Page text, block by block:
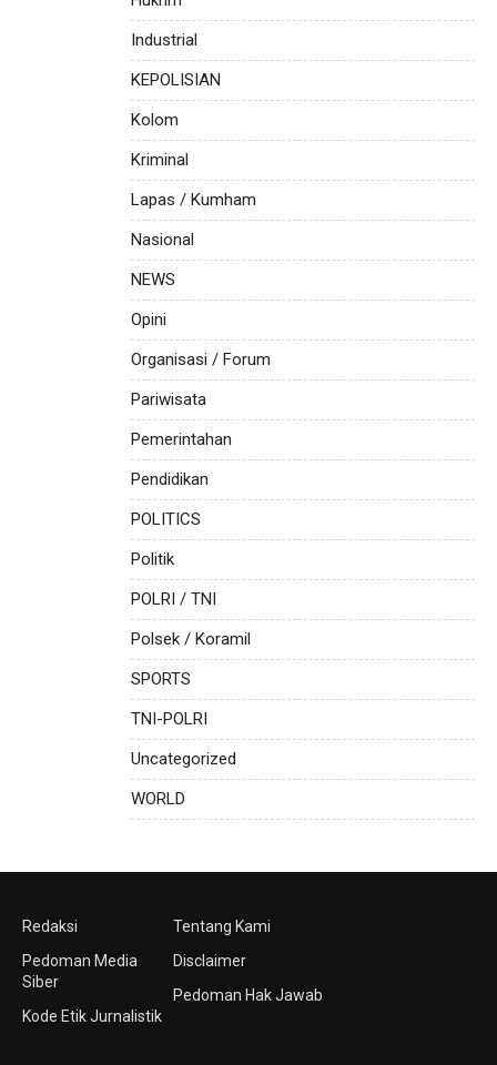
Industrial
KEPOLISIAN
Kolom
Kriminal
Lapas / Kumham
Nasional
NEWS
Opini
Organisasi / Forum
Pariwisata
Pemerintahan
Pendidikan
POLITICS
Politik
POLRI / TNI
Polsek / Koramil
SPORTS
TNI-POLRI
Uncategorized
WORLD
Redaksi
Pedoman Media
Siber
Kode Etik Jurnalistik
Tentang Kami
Disclaimer
Pedoman Hak Jawab